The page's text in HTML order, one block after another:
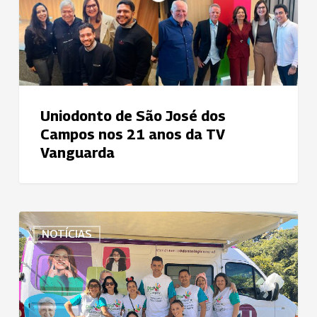
nos
21
anos
da
TV
Vanguarda
Uniodonto de São José dos
Campos nos 21 anos da TV
Vanguarda
NOTÍCIAS
Dia
C
reúne
5
mil
pessoas